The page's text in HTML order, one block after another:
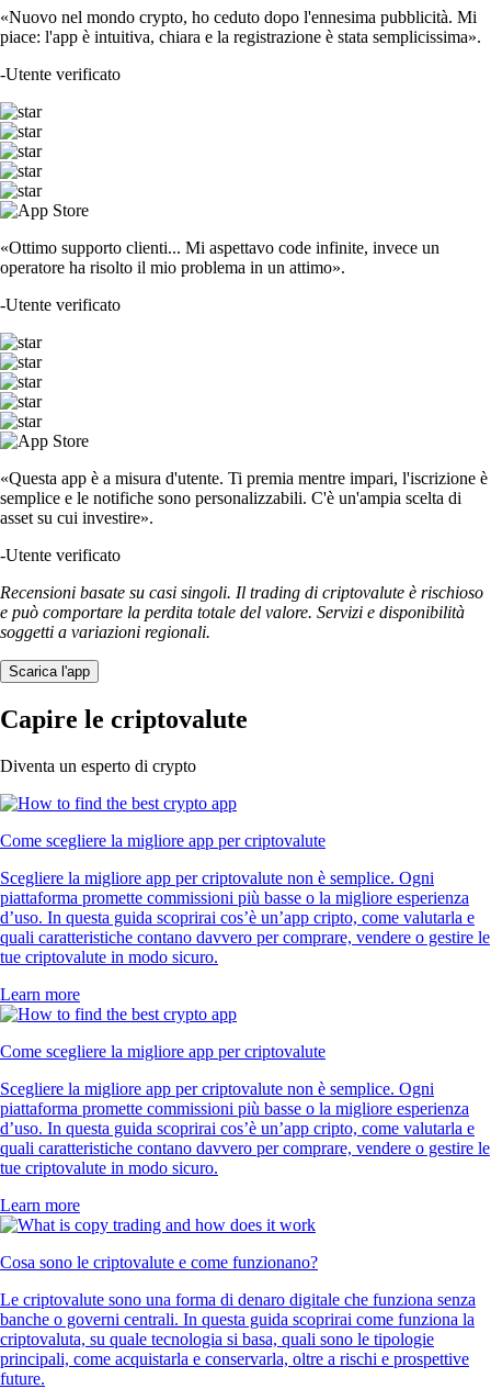
«Nuovo nel mondo crypto, ho ceduto dopo l'ennesima pubblicità. Mi
piace: l'app è intuitiva, chiara e la registrazione è stata semplicissima».
-Utente verificato
«Ottimo supporto clienti... Mi aspettavo code infinite, invece un
operatore ha risolto il mio problema in un attimo».
-Utente verificato
«Questa app è a misura d'utente. Ti premia mentre impari, l'iscrizione è
semplice e le notifiche sono personalizzabili. C'è un'ampia scelta di
asset su cui investire».
-Utente verificato
Recensioni basate su casi singoli. Il trading di criptovalute è rischioso
e può comportare la perdita totale del valore. Servizi e disponibilità
soggetti a variazioni regionali.
Scarica l'app
Capire le criptovalute
Diventa un esperto di crypto
Come scegliere la migliore app per criptovalute
Scegliere la migliore app per criptovalute non è semplice. Ogni
piattaforma promette commissioni più basse o la migliore esperienza
d’uso. In questa guida scoprirai cos’è un’app cripto, come valutarla e
quali caratteristiche contano davvero per comprare, vendere o gestire le
tue criptovalute in modo sicuro.
Learn more
Come scegliere la migliore app per criptovalute
Scegliere la migliore app per criptovalute non è semplice. Ogni
piattaforma promette commissioni più basse o la migliore esperienza
d’uso. In questa guida scoprirai cos’è un’app cripto, come valutarla e
quali caratteristiche contano davvero per comprare, vendere o gestire le
tue criptovalute in modo sicuro.
Learn more
Cosa sono le criptovalute e come funzionano?
Le criptovalute sono una forma di denaro digitale che funziona senza
banche o governi centrali. In questa guida scoprirai come funziona la
criptovaluta, su quale tecnologia si basa, quali sono le tipologie
principali, come acquistarla e conservarla, oltre a rischi e prospettive
future.